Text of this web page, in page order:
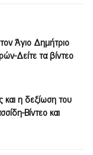
Άγιο Δημήτριο
Δείτε τα βίντεο
η δεξίωση του
Βίντεο και